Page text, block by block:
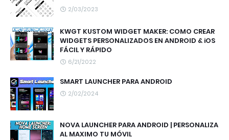
2/03/2023
KWGT KUSTOM WIDGET MAKER: COMO CREAR
WIDGETS PERSONALIZADOS EN ANDROID & iOS
FÁCIL Y RÁPIDO
6/21/2022
SMART LAUNCHER PARA ANDROID
2/02/2024
NOVA LAUNCHER PARA ANDROID | PERSONALIZA
AL MAXIMO TU MÓVIL